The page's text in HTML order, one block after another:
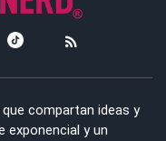
compartan ideas y
exponencial y un